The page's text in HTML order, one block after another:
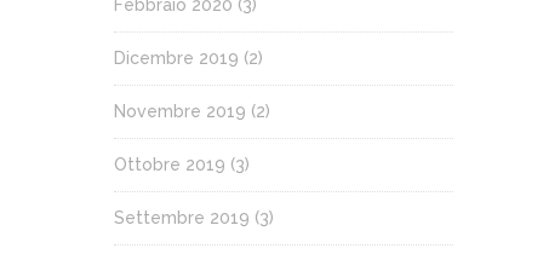
Febbraio 2020 (3)
Dicembre 2019 (2)
Novembre 2019 (2)
Ottobre 2019 (3)
Settembre 2019 (3)